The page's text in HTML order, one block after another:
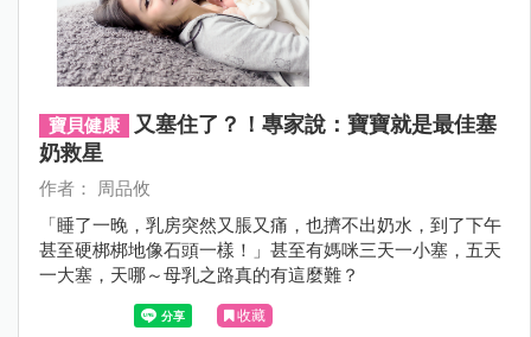
寶貝健康
又塞住了？！專家說：寶寶就是最佳塞
奶救星
作者： 周品攸
「睡了一晚，乳房突然又脹又痛，也擠不出奶水，到了下午
甚至硬梆梆地像石頭一樣！」甚至有媽咪三天一小塞，五天
一大塞，天哪～母乳之路真的有這麼難？
收藏